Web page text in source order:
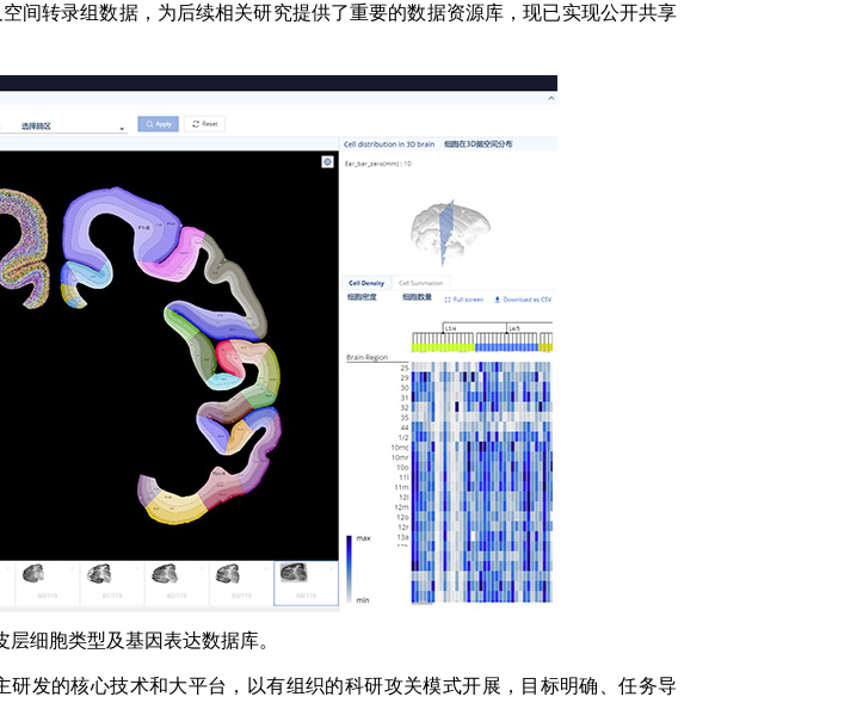
间转录组数据，为后续相关研究提供了重要的数据资源库 ，现已实现公开共享
层细胞类型及基因表达数据库。
发的核心技术和大平台，以有组织的科研攻关模式开展，目标明确、任务导